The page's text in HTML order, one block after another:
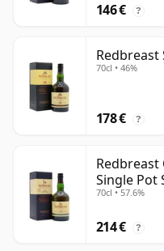
146 € ?
Redbreast
70cl • 46%
178 € ?
Redbreast
Single Pot
70cl • 57.6%
214 € ?